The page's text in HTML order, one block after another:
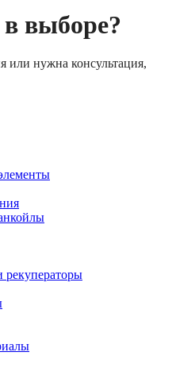
выборе?
или нужна консультация,
рекуператоры